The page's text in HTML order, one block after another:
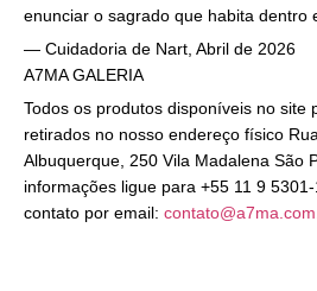
enunciar o sagrado que habita dentro
— Cuidadoria de Nart, Abril de 2026
A7MA GALERIA
Todos os produtos disponíveis no site
retirados no nosso endereço físico
Albuquerque, 250 Vila Madalena São
informações ligue para +55 11 9
contato por email: